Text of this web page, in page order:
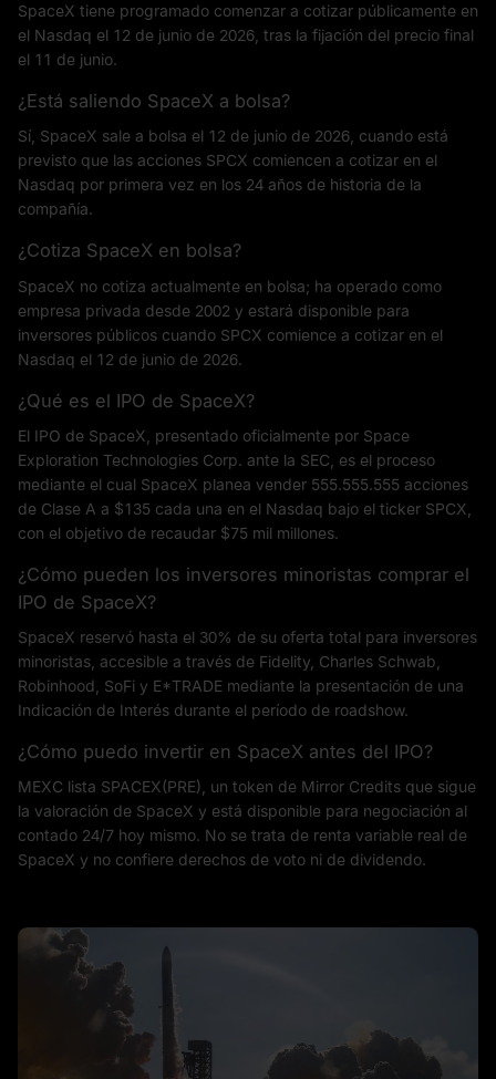
SpaceX tiene programado comenzar a cotizar públicamente en
el Nasdaq el 12 de junio de 2026, tras la fijación del precio final
el 11 de junio.
¿Está saliendo SpaceX a bolsa?
Sí, SpaceX sale a bolsa el 12 de junio de 2026, cuando está
previsto que las acciones SPCX comiencen a cotizar en el
Nasdaq por primera vez en los 24 años de historia de la
compañía.
¿Cotiza SpaceX en bolsa?
SpaceX no cotiza actualmente en bolsa; ha operado como
empresa privada desde 2002 y estará disponible para
inversores públicos cuando SPCX comience a cotizar en el
Nasdaq el 12 de junio de 2026.
¿Qué es el IPO de SpaceX?
El IPO de SpaceX, presentado oficialmente por Space
Exploration Technologies Corp. ante la SEC, es el proceso
mediante el cual SpaceX planea vender 555.555.555 acciones
de Clase A a $135 cada una en el Nasdaq bajo el ticker SPCX,
con el objetivo de recaudar $75 mil millones.
¿Cómo pueden los inversores minoristas comprar el
IPO de SpaceX?
SpaceX reservó hasta el 30% de su oferta total para inversores
minoristas, accesible a través de Fidelity, Charles Schwab,
Robinhood, SoFi y E*TRADE mediante la presentación de una
Indicación de Interés durante el período de roadshow.
¿Cómo puedo invertir en SpaceX antes del IPO?
MEXC lista SPACEX(PRE), un token de Mirror Credits que sigue
la valoración de SpaceX y está disponible para negociación al
contado 24/7 hoy mismo. No se trata de renta variable real de
SpaceX y no confiere derechos de voto ni de dividendo.